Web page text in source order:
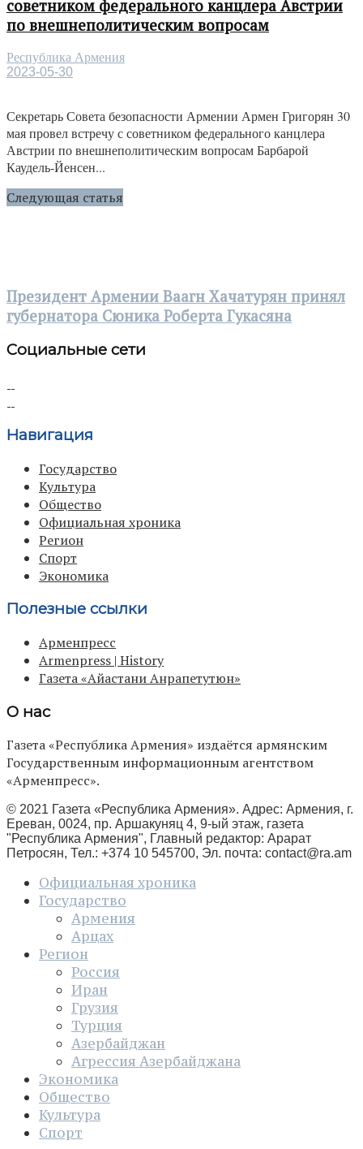
советником федерального канцлера Австрии
по внешнеполитическим вопросам
Республика Армения
2023-05-30
Секретарь Совета безопасности Армении Армен Григорян 30
мая провел встречу с советником федерального канцлера
Австрии по внешнеполитическим вопросам Барбарой
Каудель-Йенсен...
Следующая статья
Президент Армении Ваагн Хачатурян принял
губернатора Сюника Роберта Гукасяна
Социальные сети
Навигация
Государство
Культура
Общество
Официальная хроника
Регион
Спорт
Экономика
Полезные ссылки
Арменпресс
Armenpress | History
Газета «Айастани Анрапетутюн»
О нас
Газета «Республика Армения» издаётся армянским
Государственным информационным агентством
«Арменпресс».
© 2021 Газета «Республика Армения». Адрес: Армения, г.
Ереван, 0024, пр. Аршакуняц 4, 9-ый этаж, газета
"Республика Армения", Главный редактор: Арарат
Петросян, Тел.: +374 10 545700, Эл. почта: contact@ra.am
Официальная хроника
Государство
Армения
Арцах
Регион
Россия
Иран
Грузия
Турция
Азербайджан
Агрессия Азербайджана
Экономика
Общество
Культура
Спорт